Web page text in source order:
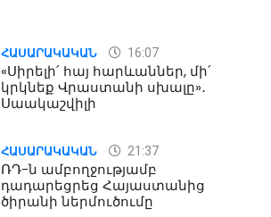
ՀԱՍԱՐԱԿԱԿԱՆ 16:07
«Սիրելի՛ հայ հարևաններ, մի՛
կրկնեք Վրաստանի սխալը»․
Սաակաշվիլի
ՀԱՍԱՐԱԿԱԿԱՆ 21:37
ՌԴ-ն ամբողջությամբ
դադարեցրեց Հայաստանից
ծիրանի ներմուծումը